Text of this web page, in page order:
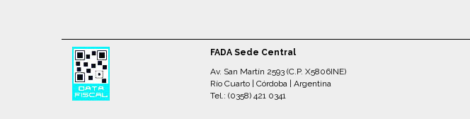
FADA Sede Central
Av. San Martín 2593 (C.P. X5806INE)
Río Cuarto | Córdoba | Argentina
Tel.: (0358) 421 0341